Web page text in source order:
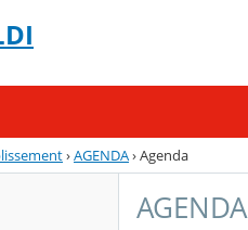
›AGENDA›Agenda
AGENDA